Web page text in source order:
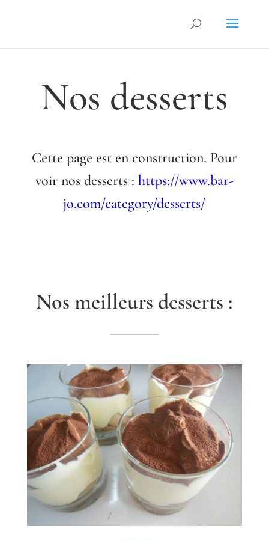
Nos desserts
Cette page est en construction. Pour
voir nos desserts : https://www.bar-
jo.com/category/desserts/
Nos meilleurs desserts :